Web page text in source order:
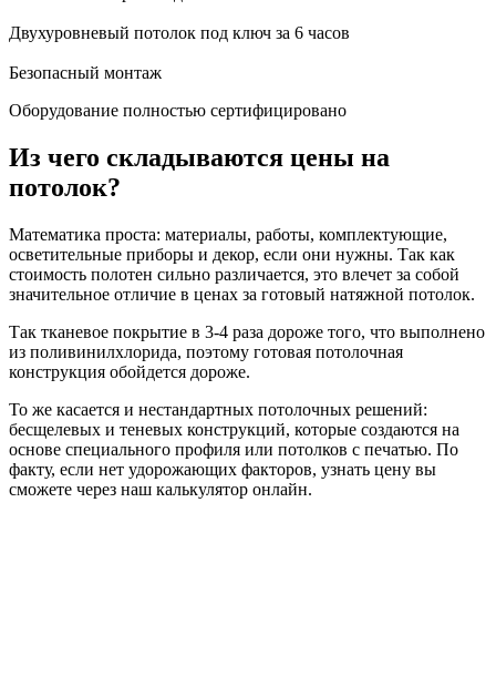
Двухуровневый потолок под ключ за 6 часов
Безопасный монтаж
Оборудование полностью сертифицировано
Из чего складываются цены на
потолок?
Математика проста: материалы, работы, комплектующие,
осветительные приборы и декор, если они нужны. Так как
стоимость полотен сильно различается, это влечет за собой
значительное отличие в ценах за готовый натяжной потолок.
Так тканевое покрытие в 3-4 раза дороже того, что выполнено
из поливинилхлорида, поэтому готовая потолочная
конструкция обойдется дороже.
То же касается и нестандартных потолочных решений:
бесщелевых и теневых конструкций, которые создаются на
основе специального профиля или потолков с печатью. По
факту, если нет удорожающих факторов, узнать цену вы
сможете через наш калькулятор онлайн.